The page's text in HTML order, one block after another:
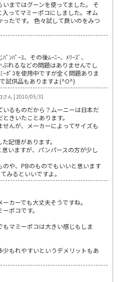
まではグーンを使ってました。 そ
ってマミーポコにしました。オム
たです。 色々試して良いのをみつ
ﾝﾊﾟｰｽ、その後ﾑｰﾆｰ、ﾒﾘｰｽﾞ、
れるなどの問題はありませんでし
ﾎﾟｺを使用中ですが全く問題ありま
試供品もありますよ(^O^)
さん | 2010/05/31
いるものだから？ムーニーは日本だ
きいたことあります。
んが、メーカーによってサイズも
記憶があります。
いますが、パンパースの方が少し
のや、PBのものでもいいと思います
みるといいですよ。
カーでも大丈夫そうですね。
ポコです。
もマミーポコは大きい感じもしま
もれやすいというデメリットもあ